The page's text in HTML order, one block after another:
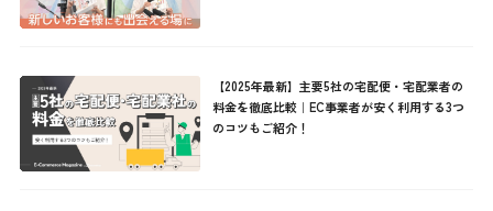
【2025年最新】主要5社の宅配便・宅配業者の
料金を徹底比較｜EC事業者が安く利用する3つ
のコツもご紹介！